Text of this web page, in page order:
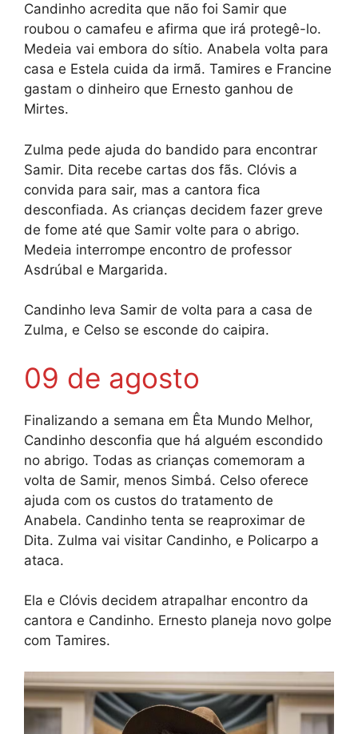
Candinho acredita que não foi Samir que
roubou o camafeu e afirma que irá protegê-lo.
Medeia vai embora do sítio. Anabela volta para
casa e Estela cuida da irmã. Tamires e Francine
gastam o dinheiro que Ernesto ganhou de
Mirtes.
Zulma pede ajuda do bandido para encontrar
Samir. Dita recebe cartas dos fãs. Clóvis a
convida para sair, mas a cantora fica
desconfiada. As crianças decidem fazer greve
de fome até que Samir volte para o abrigo.
Medeia interrompe encontro de professor
Asdrúbal e Margarida.
Candinho leva Samir de volta para a casa de
Zulma, e Celso se esconde do caipira.
09 de agosto
Finalizando a semana em Êta Mundo Melhor,
Candinho desconfia que há alguém escondido
no abrigo. Todas as crianças comemoram a
volta de Samir, menos Simbá. Celso oferece
ajuda com os custos do tratamento de
Anabela. Candinho tenta se reaproximar de
Dita. Zulma vai visitar Candinho, e Policarpo a
ataca.
Ela e Clóvis decidem atrapalhar encontro da
cantora e Candinho. Ernesto planeja novo golpe
com Tamires.